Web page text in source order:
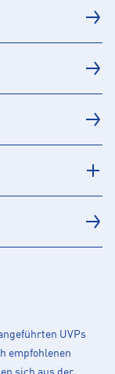
UVPs
empfohlenen